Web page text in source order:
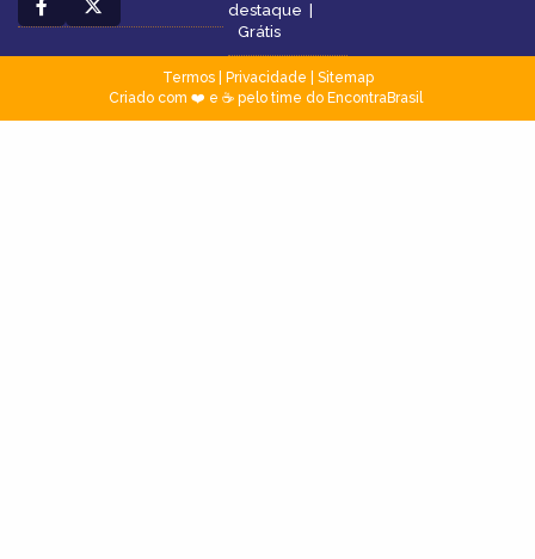
destaque
Grátis
Termos| Privacidade
Sitemap
Criado com ❤️ e ☕ pelo time do EncontraBrasil